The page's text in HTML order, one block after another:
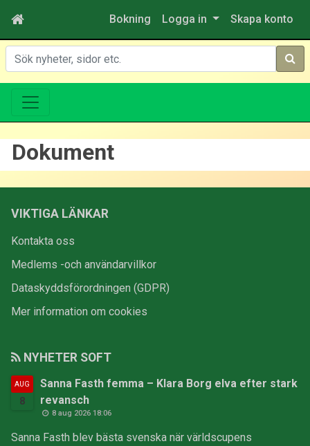
Bokning Logga in Skapa konto
Sök
Dokument
VIKTIGA LÄNKAR
Kontakta oss
Medlems -och användarvillkor
Dataskyddsförordningen (GDPR)
Mer information om cookies
NYHETER SOFT
AUG
8
Sanna Fasth femma – Klara Borg elva efter stark
revansch
8 aug 2026 18:06
Sanna Fasth blev bästa svenska när världscupens